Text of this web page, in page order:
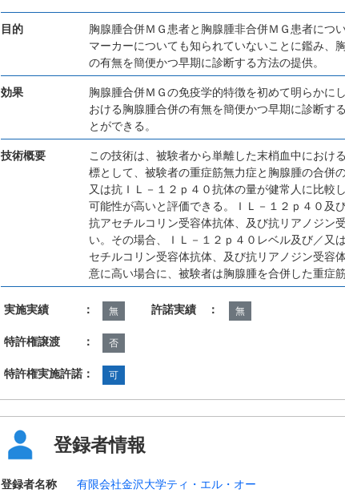
目的
胸腺腫合併ＭＧ患者と胸腺腫非合併ＭＧ患者につ
マーカーについても知られていないことに鑑み、
の有無を簡便かつ早期に診断する方法の提供。
効果
胸腺腫合併ＭＧの免疫学的特徴を初めて明らかに
おける胸腺腫合併の有無を簡便かつ早期に診断す
とができる。
技術概要
この技術は、被験者から単離した末梢血中におけ
標として、被験者の重症筋無力症と胸腺腫の合併
又は抗ＩＬ－１２ｐ４０抗体の量が健常人に比較
可能性が高いと評価できる。ＩＬ－１２ｐ４０及
抗アセチルコリン受容体抗体、及び抗リアノジン
い。その場合、ＩＬ－１２ｐ４０レベル及び／又
セチルコリン受容体抗体、及び抗リアノジン受容
意に高い場合に、被験者は胸腺腫を合併した重症
実施実績 ： 無 許諾実績 ： 無
特許権譲渡 ： 否
特許権実施許諾： 可
登録者情報
登録者名称 有限会社金沢大学ティ・エル・オー